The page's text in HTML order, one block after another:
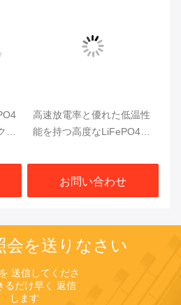
ル
高速放電率と優れた低温性
能を持つ高度なLiFePO4バ
お問い合わせ
会を送りなさい
送信してくださ
るだけ早く 返信
します